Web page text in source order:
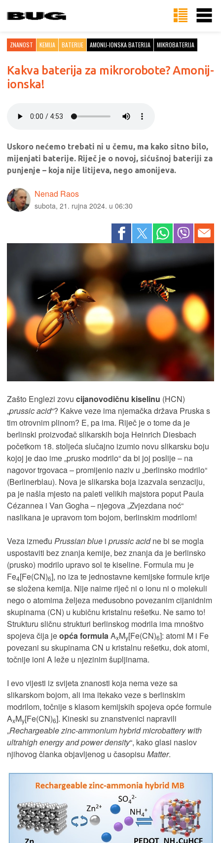
ZNANOST KEMIJA BATERIJE AMONIJ-IONSKA BATERIJA MIKROBATERIJA
Kakva baterija za mikrorobote? Amonij-
ionska!
Uskoro nećemo trebati ni u čemu, ma kako sitno bilo,
mijenjati baterije. Riječ je o novoj, sićušnoj bateriji za
punjenje – koja nije litijeva, nego amonijeva.
Nenad Raos
subota, 21. rujna 2024. u 06:30
Zašto Englezi zovu cijanovodičnu kiselinu (HCN)
„prussic acid“? Kakve veze ima njemačka država Pruska s
tim otrovnim plinom? E, pa ima. Riječ je o tome da je
berlinski proizvođač slikarskih boja Heinrich Diesbach
početkom 18. stoljeća slučajno izumio novu slikarsku boju
kojoj je dao ime „prusko modrilo“ da bi joj poslije – na
nagovor trgovaca – promijenio naziv u „berlinsko modrilo“
(Berlinerblau). Nova je slikarska boja izazvala senzaciju,
pa je našla mjesto na paleti velikih majstora poput Paula
Cézannea i Van Gogha – njegova „Zvjezdana noć“
naslikana je upravom tom bojom, berlinskim modrilom!
Veza između Prussian blue i prussic acidne bi se mogla
uspostaviti bez znanja kemije, bez znanja da je berlinsko
(prusko) modrilo upravo sol te kiseline. Formula mu je
Fe4[Fe(CN)6], no iza te jednostavne kemijske formule krije
se složena kemija. Nije naime riječ ni o ionu ni o molekuli
nego o atomima željeza međusobno povezanim cijanidnim
skupinama (CN) u kubičnu kristalnu rešetku. Ne samo to!
Strukturu sličnu strukturi berlinskog modrila ima mnoštvo
spojeva čija jeopća formulaAxMy[Fe(CN)6]: atomi M i Fe
povezani su skupinama CN u kristalnu rešetku, dok atomi,
točnije ioni A leže u njezinim šupljinama.
I evo vijesti iz svijeta znanosti koja nema veze sa
slikarskom bojom, ali ima itekako veze s berlinskim
modrilom, točnije s klasom kemijskih spojeva opće formule
AxMy[Fe(CN)6]. Kineski su znanstvenici napravili
„Rechargeable zinc-ammonium hybrid microbattery with
ultrahigh energy and power density“, kako glasi naslov
njihovog članka objavljenog u časopisu Matter.